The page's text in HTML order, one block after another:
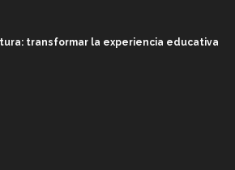
transformar la experiencia educativa